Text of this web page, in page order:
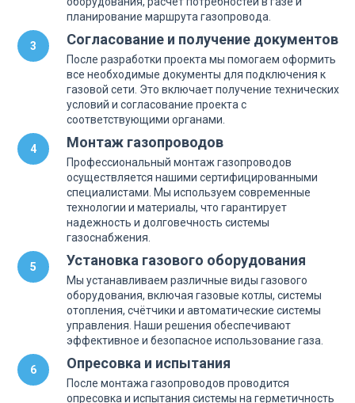
планирование маршрута газопровода.
Согласование и получение документов
После разработки проекта мы помогаем оформить
все необходимые документы для подключения к
газовой сети. Это включает получение технических
условий и согласование проекта с
соответствующими органами.
Монтаж газопроводов
Профессиональный монтаж газопроводов
осуществляется нашими сертифицированными
специалистами. Мы используем современные
технологии и материалы, что гарантирует
надежность и долговечность системы
газоснабжения.
Установка газового оборудования
Мы устанавливаем различные виды газового
оборудования, включая газовые котлы, системы
отопления, счётчики и автоматические системы
управления. Наши решения обеспечивают
эффективное и безопасное использование газа.
Опресовка и испытания
После монтажа газопроводов проводится
опресовка и испытания системы на герметичность